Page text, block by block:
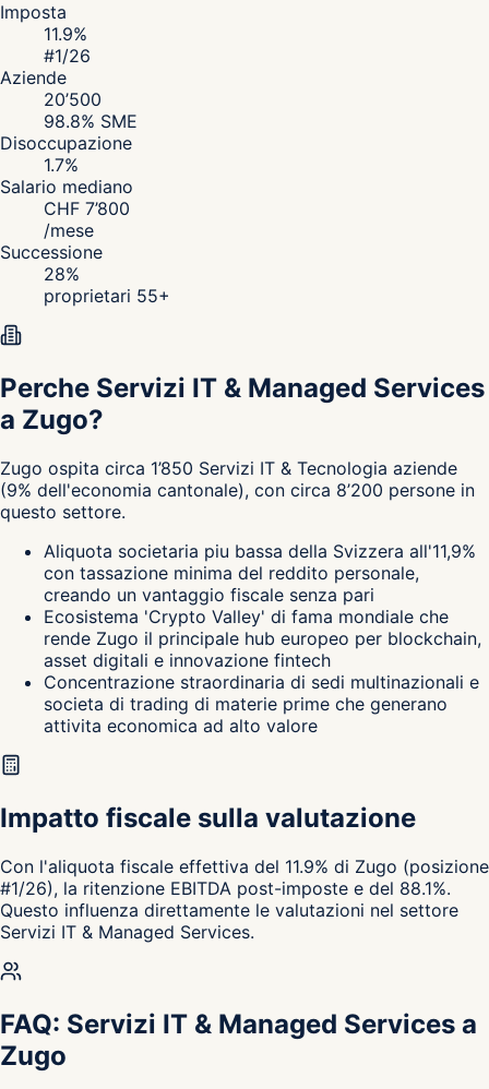
Imposta
11.9%
#1/26
Aziende
20’500
98.8% SME
Disoccupazione
1.7%
Salario mediano
CHF 7’800
/mese
Successione
28%
proprietari 55+
Perche Servizi IT & Managed Services
a Zugo?
Zugo ospita circa 1’850 Servizi IT & Tecnologia aziende
(9% dell'economia cantonale), con circa 8’200 persone in
questo settore.
Aliquota societaria piu bassa della Svizzera all'11,9%
con tassazione minima del reddito personale,
creando un vantaggio fiscale senza pari
Ecosistema 'Crypto Valley' di fama mondiale che
rende Zugo il principale hub europeo per blockchain,
asset digitali e innovazione fintech
Concentrazione straordinaria di sedi multinazionali e
societa di trading di materie prime che generano
attivita economica ad alto valore
Impatto fiscale sulla valutazione
Con l'aliquota fiscale effettiva del 11.9% di Zugo (posizione
#1/26), la ritenzione EBITDA post-imposte e del 88.1%.
Questo influenza direttamente le valutazioni nel settore
Servizi IT & Managed Services.
FAQ: Servizi IT & Managed Services a
Zugo